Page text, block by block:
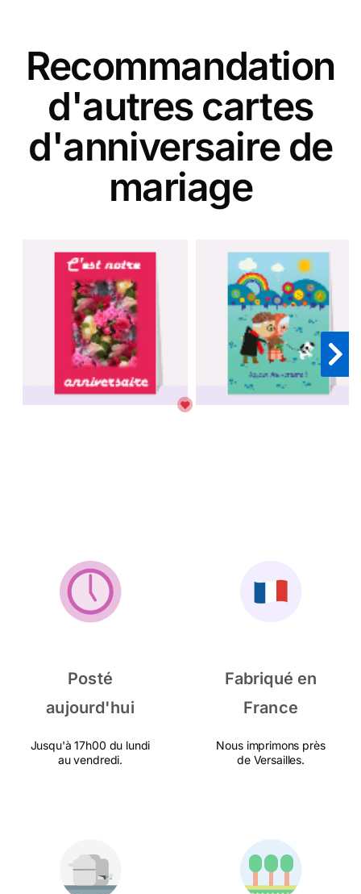
Recommandation
d'autres cartes
d'anniversaire de
mariage
Posté
aujourd'hui
Jusqu'à 17h00 du lundi
au vendredi.
Fabriqué en
France
Nous imprimons près
de Versailles.